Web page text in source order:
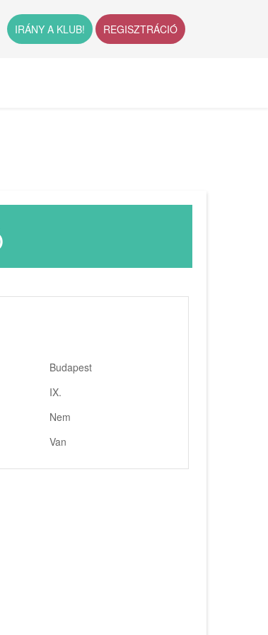
IRÁNY A KLUB! REGISZTRÁCIÓ
Budapest
IX.
Nem
Van